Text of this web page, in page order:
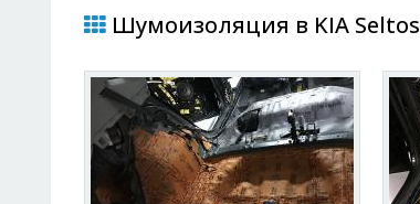
Шумоизоляция в KIA Seltos